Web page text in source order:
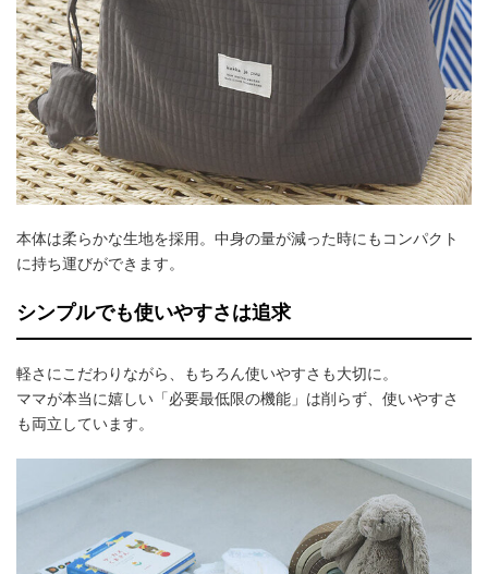
本体は柔らかな生地を採用。中身の量が減った時にもコンパクト
に持ち運びができます。
シンプルでも使いやすさは追求
軽さにこだわりながら、もちろん使いやすさも大切に。
ママが本当に嬉しい「必要最低限の機能」は削らず、使いやすさ
も両立しています。